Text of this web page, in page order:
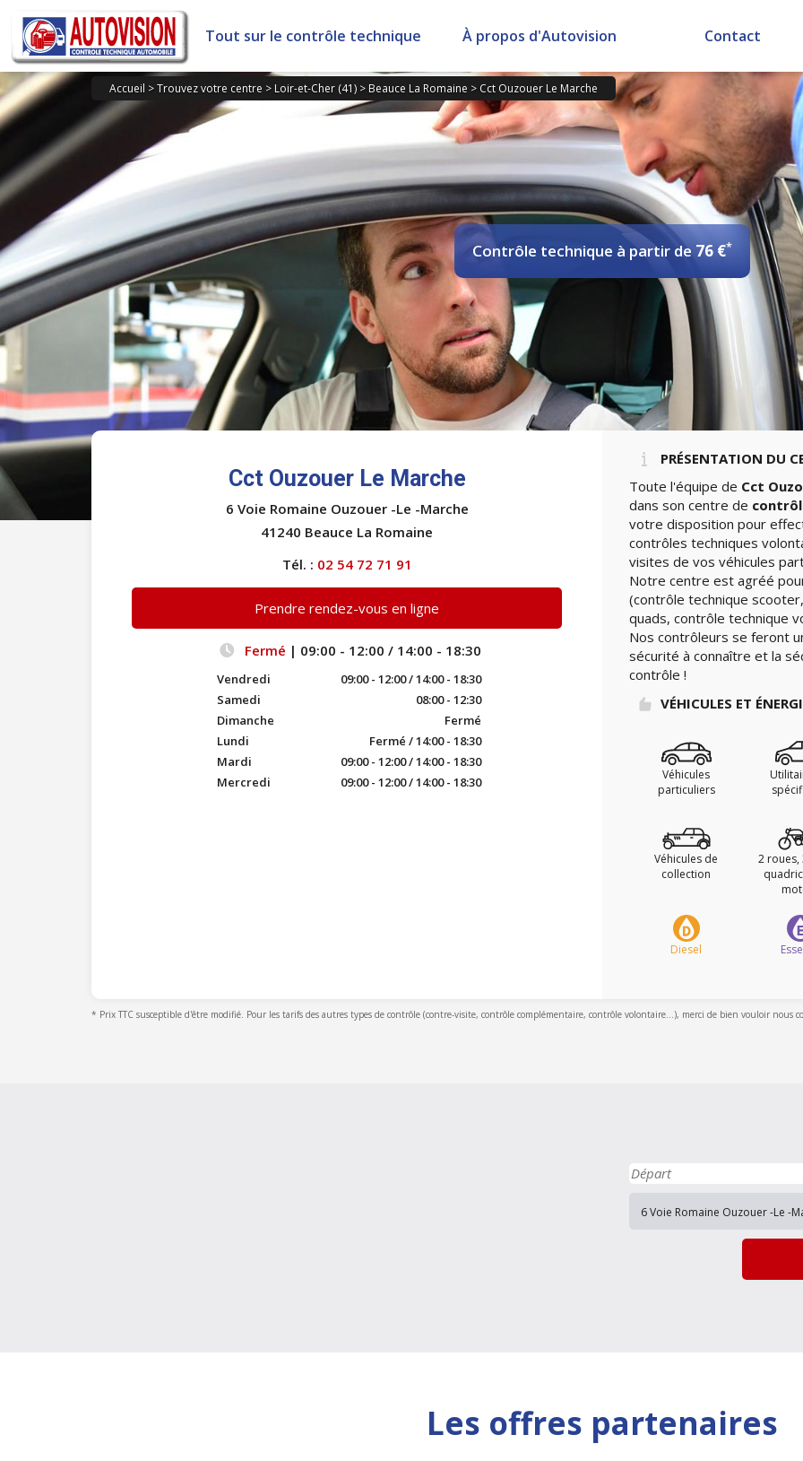
Panneau de gestion des cookies
Tout sur le contrôle technique À propos d'Autovision Contact
Accueil >Trouvez votre centre > Loir-et-Cher (41) > Beauce La Romaine > Cct Ouzouer Le Marche
Contrôle technique à partir de76 €*
Cct Ouzouer Le Marche
6 Voie Romaine Ouzouer -Le -Marche
41240 Beauce La Romaine
Tél. : 02 54 72 71 91
Prendre rendez-vous en ligne
Fermé | 09:00 - 12:00 / 14:00 - 18:30
Vendredi
09:00 - 12:00 / 14:00 - 18:30
Samedi
08:00 - 12:30
Dimanche
Fermé
Lundi
Fermé / 14:00 - 18:30
Mardi
09:00 - 12:00 / 14:00 - 18:30
Mercredi
09:00 - 12:00 / 14:00 - 18:30
PRÉSENTATION DU
Toute l'équipe de Cct
dans son centre de
votre disposition pour
contrôles techniques
visites de vos véhicules
Notre centre est agréé
(contrôle technique
quads, contrôle technique
Nos contrôleurs se feront
sécurité à connaître et la
contrôle !
VÉHICULES ET
Véhicules
particuliers
Véhicules de
collection
2 roues,
Diesel
* Prix TTC susceptible d'être modifié. Pour les tarifs des autres types de contrôle (contre-visite, contrôle complémentaire, contrôle volontaire...), merci de bien vouloir nous
Les offres partenaires